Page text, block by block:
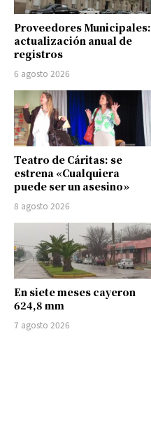
Proveedores Municipales:
actualización anual de
registros
6 agosto 2026
Teatro de Cáritas: se
estrena «Cualquiera
puede ser un asesino»
8 agosto 2026
En siete meses cayeron
624,8 mm
7 agosto 2026